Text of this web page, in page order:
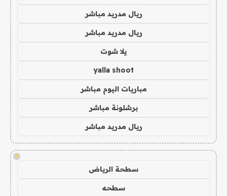
ريال مدريد مباشر
ريال مدريد مباشر
يلا شوت
yalla shoot
مباريات اليوم مباشر
برشلونة مباشر
ريال مدريد مباشر
!
سطحة الرياض
سطحه